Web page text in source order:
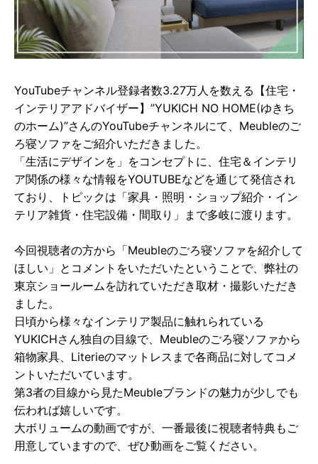
YouTubeチャンネル登録者数3.27万人を数える【住宅・
インテリアアドバイザー】”YUKICH NO HOME(ゆきち
のホーム)”さんのYouTubeチャンネルにて、Meubleのご
ろ寝ソファをご紹介いただきました。
「生活にデザインを」をコンセプトに、住宅＆インテリ
ア関係の様々な情報をYOUTUBEなどを通じて発信され
ており、トピックは「家具・照明・ショップ紹介・イン
テリア雑貨・住宅設備・間取り」まで多岐に渡ります。
今回視聴者の方から「Meubleのごろ寝ソファを紹介して
ほしい」とコメントをいただいたということで、弊社の
東京ショールームを訪れていただき取材・撮影いただき
ました。
日頃から様々なインテリア製品に触れられている
YUKICHさん独自の目線で、Meubleのごろ寝ソファから
箱物家具、Literieのマットレスまで各商品に対してコメ
ントいただいています。
第3者の目線から見たMeubleブランドの魅力が少しでも
伝われば嬉しいです。
大ボリュームの動画ですが、一番最後に視聴者特典もご
用意していますので、ぜひ動画をご覧ください。